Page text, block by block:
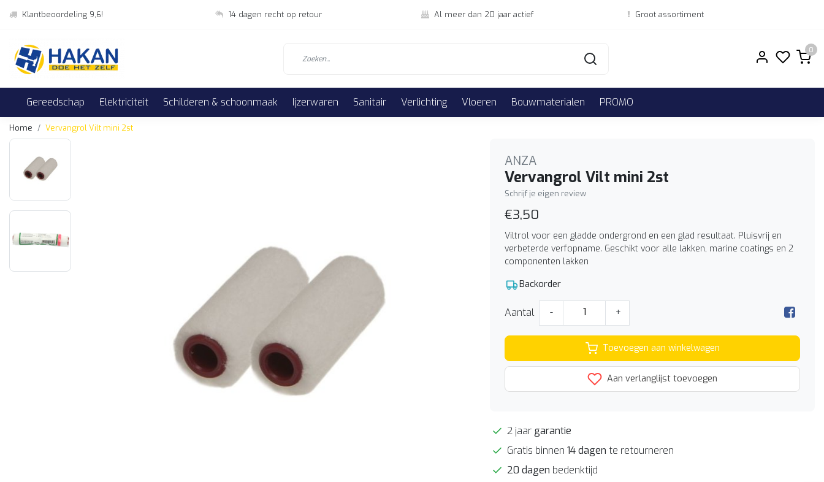
Klantbeoordeling 9,6! 14 dagen recht op retour Al meer dan 20 jaar actief Groot assortiment
0
Gereedschap Elektriciteit Schilderen & schoonmaak Ijzerwaren Sanitair Verlichting Vloeren Bouwmaterialen PROMO
Home Vervangrol Vilt mini 2st
ANZA
Vervangrol Vilt mini 2st
Schrijf je eigen review
€3,50
Viltrol voor een gladde ondergrond en een glad resultaat. Pluisvrij en
verbeterde verfopname. Geschikt voor alle lakken, marine coatings en 2
componenten lakken
Backorder
Aantal - +
Toevoegen aan winkelwagen
Aan verlanglijst toevoegen
2 jaar garantie
Gratis binnen 14 dagen te retourneren
20 dagen bedenktijd